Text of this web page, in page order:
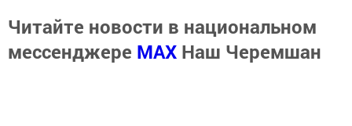
Читайте новости в национальном
мессенджере MАХ Наш Черемшан